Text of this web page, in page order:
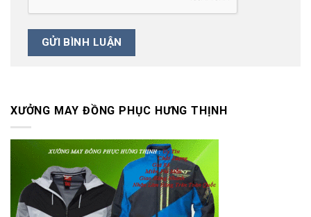
XƯỞNG MAY ĐỒNG PHỤC HƯNG THỊNH